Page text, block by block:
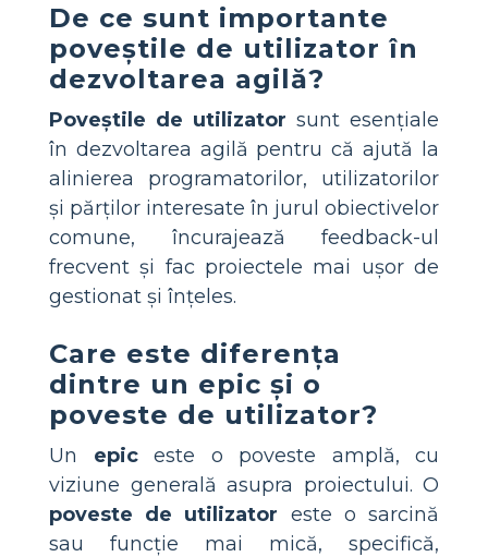
De ce sunt importante
poveștile de utilizator în
dezvoltarea agilă?
Poveștile de utilizator sunt esențiale
în dezvoltarea agilă pentru că ajută la
alinierea programatorilor, utilizatorilor
și părților interesate în jurul obiectivelor
comune, încurajează feedback-ul
frecvent și fac proiectele mai ușor de
gestionat și înțeles.
Care este diferența
dintre un epic și o
poveste de utilizator?
Un epiceste o poveste amplă, cu
viziune generală asupra proiectului. O
poveste de utilizator este o sarcină
sau funcție mai mică, specifică,